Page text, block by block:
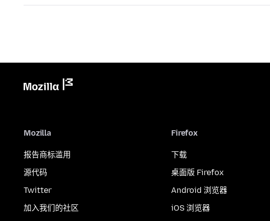
Mozilla
报告商标滥用
源代码
Twitter
加入我们的社区
Firefox
下载
桌面版 Firefox
Android 浏览器
iOS 浏览器